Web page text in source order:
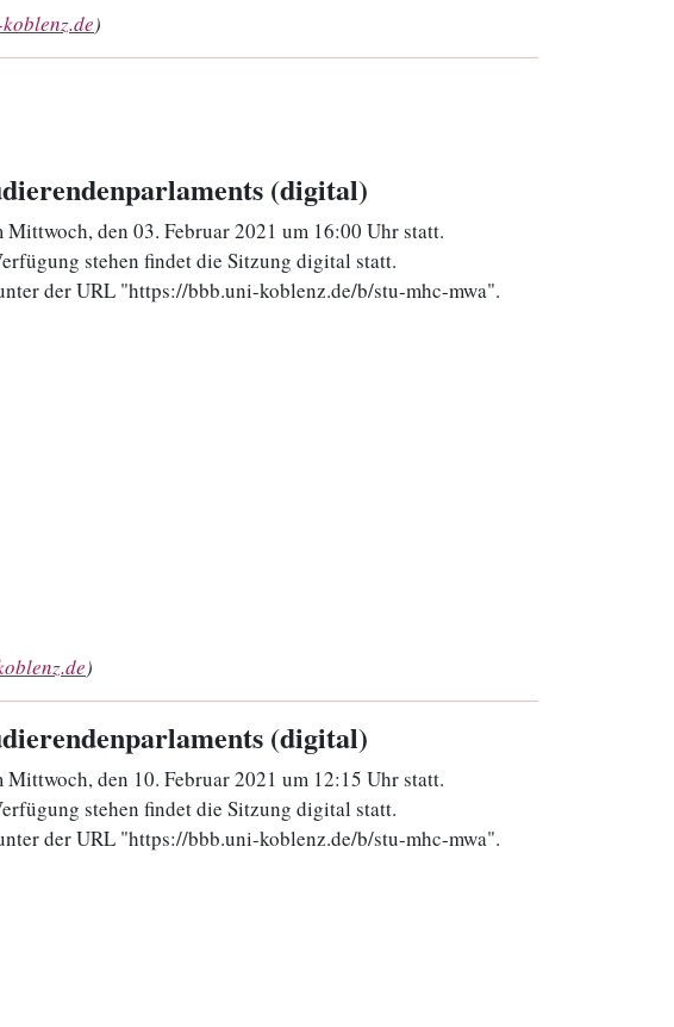
)
(digital)
den 03. Februar 2021 um 16:00 Uhr statt.
stehen findet die Sitzung digital statt.
der URL "https://bbb.uni-koblenz.de/b/stu-mhc-mwa".
)
(digital)
den 10. Februar 2021 um 12:15 Uhr statt.
stehen findet die Sitzung digital statt.
der URL "https://bbb.uni-koblenz.de/b/stu-mhc-mwa".